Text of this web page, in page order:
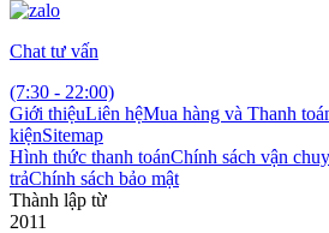
Chat tư vấn
(7:30 - 22:00)
Giới thiệuLiên hệMua hàng và Thanh
kiệnSitemap
Hình thức thanh toánChính sách vận
trảChính sách bảo mật
Thành lập từ
2011